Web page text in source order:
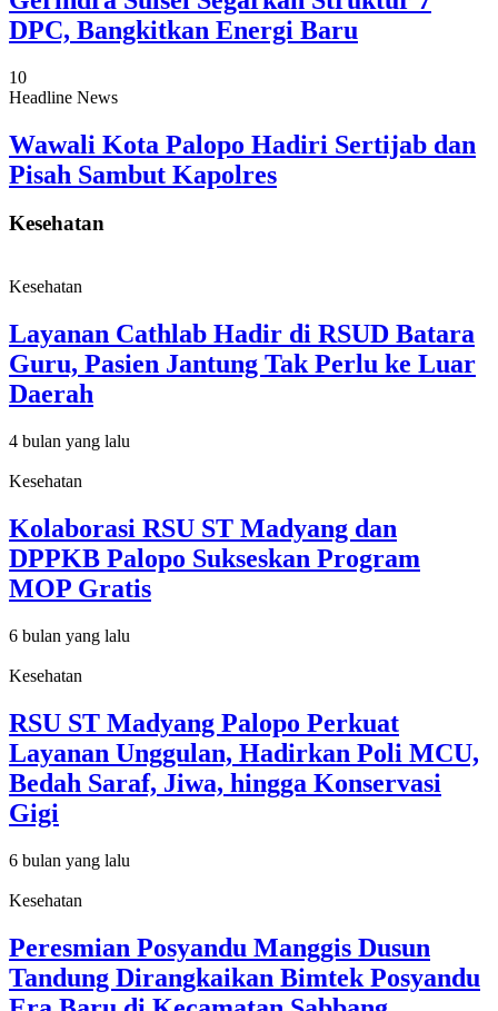
DPC, Bangkitkan Energi Baru
10
Headline News
Wawali Kota Palopo Hadiri Sertijab dan
Pisah Sambut Kapolres
Kesehatan
Kesehatan
Layanan Cathlab Hadir di RSUD Batara
Guru, Pasien Jantung Tak Perlu ke Luar
Daerah
4 bulan yang lalu
Kesehatan
Kolaborasi RSU ST Madyang dan
DPPKB Palopo Sukseskan Program
MOP Gratis
6 bulan yang lalu
Kesehatan
RSU ST Madyang Palopo Perkuat
Layanan Unggulan, Hadirkan Poli MCU,
Bedah Saraf, Jiwa, hingga Konservasi
Gigi
6 bulan yang lalu
Kesehatan
Peresmian Posyandu Manggis Dusun
Tandung Dirangkaikan Bimtek Posyandu